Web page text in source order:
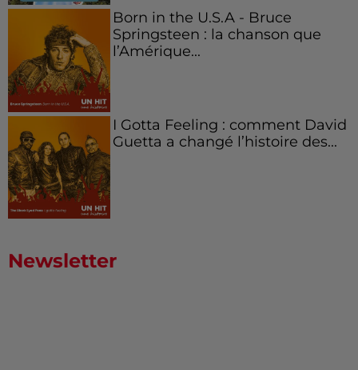
Born in the U.S.A - Bruce
Springsteen : la chanson que
l’Amérique...
I Gotta Feeling : comment David
Guetta a changé l’histoire des...
Newsletter